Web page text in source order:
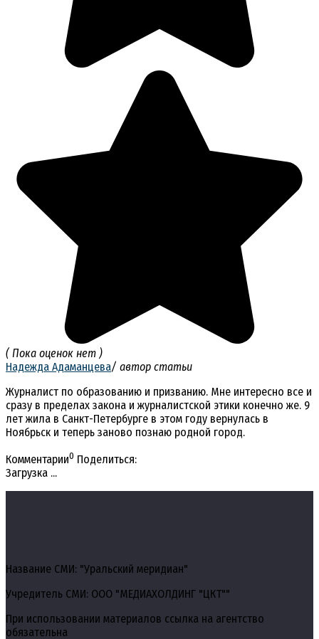
( Пока оценок нет )
Надежда Адаманцева/ автор статьи
Журналист по образованию и призванию. Мне интересно все и
сразу в пределах закона и журналистской этики конечно же. 9
лет жила в Санкт-Петербурге в этом году вернулась в
Ноябрьск и теперь заново познаю родной город.
Комментарии0 Поделиться:
Загрузка ...
Название СМИ: "Уральский меридиан"
Учредитель СМИ: ООО "МЕДИАХОЛДИНГ "ЦКТ""
При использовании материалов ссылка на агентство
обязательна